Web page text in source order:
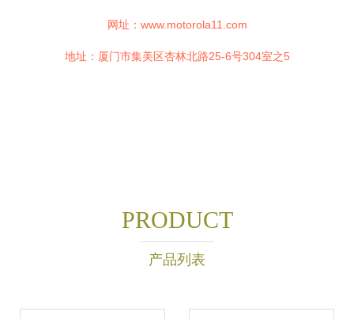
网址： www.motorola11.com
地址：厦门市集美区杏林北路25-6号304室之5
PRODUCT
产品列表